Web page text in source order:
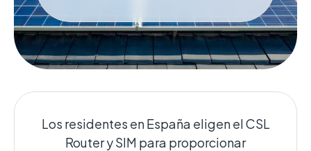
Los residentes en España eligen el CSL
Router y SIM para proporcionar